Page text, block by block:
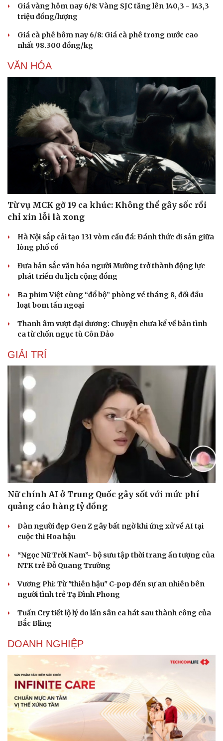
Du lịch
Tư vấn
Săn Tour
Câu chuyện thời sự
Giá vàng hôm nay 6/8: Vàng SJC tăng lên 140,3 - 143,3
triệu đồng/lượng
Giá cà phê hôm nay 6/8: Giá cà phê trong nước cao
nhất 98.300 đồng/kg
VĂN HÓA
Từ vụ MCK gỡ 19 ca khúc: Không thể gây sốc rồi
chỉ xin lỗi là xong
Hà Nội sắp cải tạo 131 vòm cầu đá: Đánh thức di sản giữa
lòng phố cổ
Đưa bản sắc văn hóa người Mường trở thành động lực
phát triển du lịch cộng đồng
Ba phim Việt cùng “đổ bộ” phòng vé tháng 8, đối đầu
loạt bom tấn ngoại
Thanh âm vượt đại dương: Chuyện chưa kể về bản tình
ca từ chốn ngục tù Côn Đảo
GIẢI TRÍ
Nữ chính AI ở Trung Quốc gây sốt với mức phí
quảng cáo hàng tỷ đồng
Dàn người đẹp Gen Z gây bất ngờ khi ứng xử về AI tại
cuộc thi Hoa hậu
“Ngọc Nữ Trời Nam”- bộ sưu tập thời trang ấn tượng của
NTK trẻ Đỗ Quang Trường
Vương Phi: Từ "thiên hậu" C-pop đến sự an nhiên bên
người tình trẻ Tạ Đình Phong
Tuấn Cry tiết lộ lý do lấn sân ca hát sau thành công của
Bắc Bling
DOANH NGHIỆP